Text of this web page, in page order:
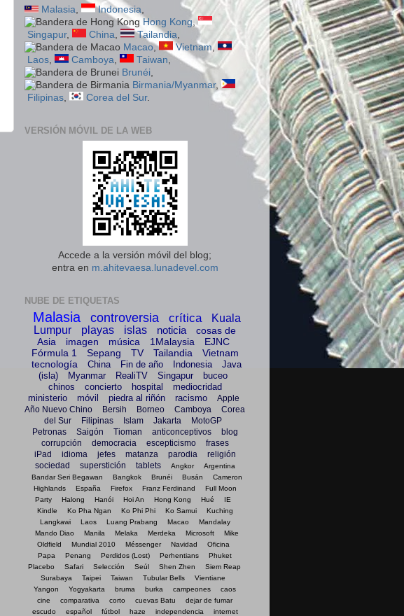
Malasia, Indonesia,
Hong Kong,
Singapur, China, Tailandia,
Macao, Vietnam,
Laos, Camboya, Taiwan,
Brunéi,
Birmania/Myanmar,
Filipinas, Corea del Sur.
VERSIÓN MÓVIL DE LA WEB
Accede a la versión móvil del blog;
entra en m.ahitevaesa.lunadevel.com
NUBE DE ETIQUETAS
Malasia controversia crítica
Kuala
Lumpur
playas islas noticia
cosas de
Asia
imagen música 1Malaysia
EJNC
Fórmula 1
Sepang TV Tailandia
Vietnam
tecnología
China Fin de año Indonesia
Java
(isla)
Myanmar RealiTV Singapur
buceo
chinos
concierto hospital
mediocridad
ministerio
móvil piedra al riñón racismo
Apple
Año Nuevo Chino
Bersih Borneo Camboya
Corea
del Sur
Filipinas Islam Jakarta
MotoGP
Petronas
Saigón Tioman anticonceptivos
blog
corrupción
democracia escepticismo
frases
iPad
idioma jefes matanza parodia
religión
sociedad
superstición tablets Angkor
Argentina
Bandar Seri Begawan
Bangkok Brunéi Busán
Cameron
Highlands
España Firefox Franz Ferdinand
Full Moon
Party
Halong Hanói Hoi An Hong Kong Hué
IE
Kindle
Ko Pha Ngan Ko Phi Phi Ko Samui
Kuching
Langkawi
Laos Luang Prabang Macao
Mandalay
Mando Diao
Manila Melaka Merdeka Microsoft
Mike
Oldfield
Mundial 2010 Méssenger Navidad
Oficina
Papa
Penang Perdidos (Lost) Perhentians
Phuket
Placebo
Safari Selección Seúl Shen Zhen
Siem Reap
Surabaya
Taipei Taiwan Tubular Bells
Vientiane
Yangon
Yogyakarta bruma burka campeones
caos
cine
comparativa corto cuevas Batu
dejar de fumar
escudo
español fútbol haze independencia
internet